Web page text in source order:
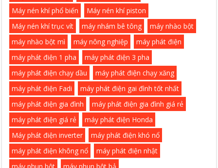
Máy nén khí phổ biến
Máy nén khí piston
Máy nén khí trục vít
máy nhám bê tông
máy nhào bột
máy nhào bột mì
máy nông nghiệp
máy phát điện
máy phát điện 1 pha
máy phát điện 3 pha
máy phát điện chạy dầu
máy phát điện chạy xăng
máy phát điện Fadi
máy phát điện gai đình tốt nhất
máy phát điện gia đình
máy phát điện gia đình giá rẻ
máy phát điện giá rẻ
máy phát điện Honda
Máy phát điện inverter
máy phát điện khó nổ
máy phát điện không nổ
máy phát điện nhật